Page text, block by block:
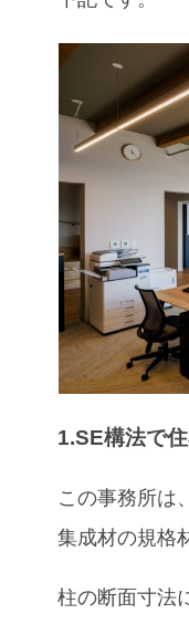
1.SE構法で
この事務所は
集成材の規格
柱の断面寸法